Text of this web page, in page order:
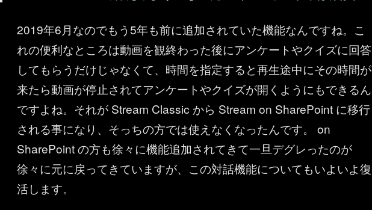
2019年6月なのでもう5年も前に追加されていた機能なんですね。こ
れの便利なところは動画を観終わった後にアンケートやクイズに回答
してもらうだけじゃなくて、時間を指定すると再生途中にその時間が
来たら動画が停止されてアンケートやクイズが開くようにもできるん
ですよね。それが Stream Classic から Stream on SharePoint に移行
される事になり、そっちの方では使えなくなったんです。 on
SharePoint の方も徐々に機能追加されてきて一旦デグレったのが
徐々に元に戻ってきていますが、この対話機能についてもいよいよ復
活します。